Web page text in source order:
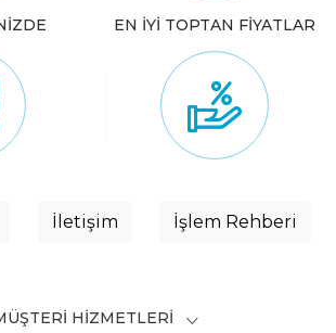
EN İYİ TOPTAN FİYATLAR
İletişim İşlem Rehberi
HIZMETLERI